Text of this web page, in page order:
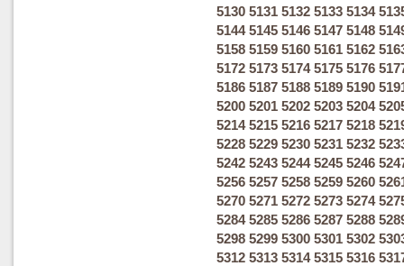
5130 5131 5132 5133 5134
5144 5145 5146 5147 5148
5158 5159 5160 5161 5162
5172 5173 5174 5175 5176
5186 5187 5188 5189 5190
5200 5201 5202 5203 5204
5214 5215 5216 5217 5218
5228 5229 5230 5231 5232
5242 5243 5244 5245 5246
5256 5257 5258 5259 5260
5270 5271 5272 5273 5274
5284 5285 5286 5287 5288
5298 5299 5300 5301 5302
5312 5313 5314 5315 5316